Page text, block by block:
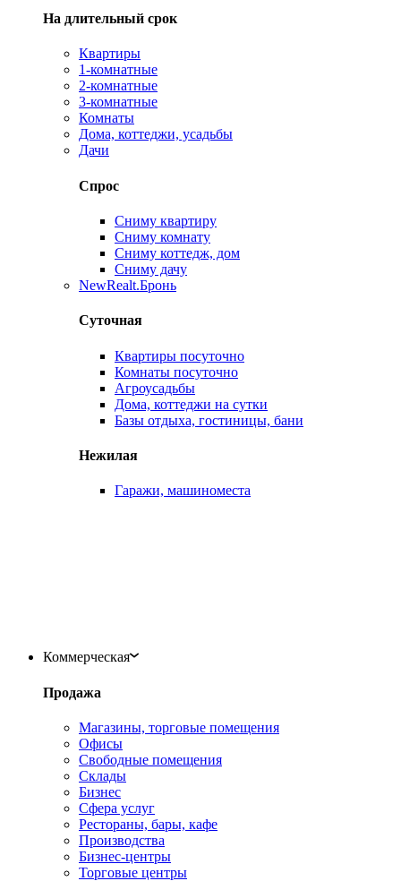
На длительный срок
Квартиры
1-комнатные
2-комнатные
3-комнатные
Комнаты
Дома, коттеджи, усадьбы
Дачи
Спрос
Сниму квартиру
Сниму комнату
Сниму коттедж, дом
Сниму дачу
NewRealt.Бронь
Суточная
Квартиры посуточно
Комнаты посуточно
Агроусадьбы
Дома, коттеджи на сутки
Базы отдыха, гостиницы, бани
Нежилая
Гаражи, машиноместа
Коммерческая
Продажа
Магазины, торговые помещения
Офисы
Свободные помещения
Склады
Бизнес
Сфера услуг
Рестораны, бары, кафе
Производства
Бизнес-центры
Торговые центры